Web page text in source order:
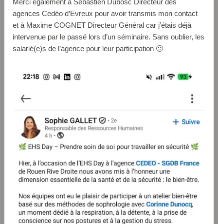
Merci également à Sebastien Dubosc Directeur des
agences Cedéo d’Evreux pour avoir transmis mon contact
et à Maxime COGNET Directeur Général car j’étais déjà
intervenue par le passé lors d’un séminaire. Sans oublier, les
salarié(e)s de l’agence pour leur participation 🙂